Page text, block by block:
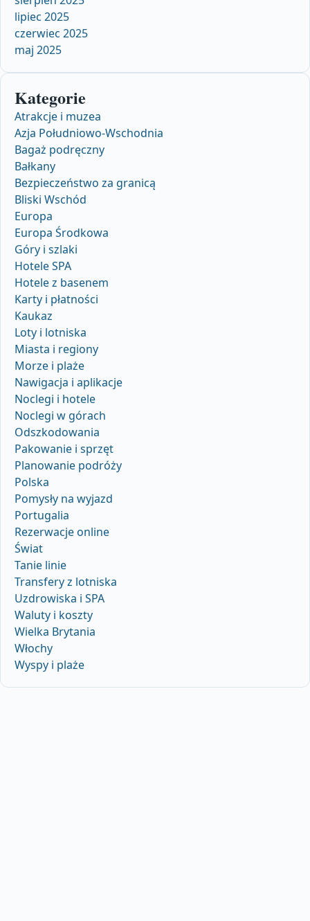
lipiec 2025
czerwiec 2025
maj 2025
Kategorie
Atrakcje i muzea
Azja Południowo-Wschodnia
Bagaż podręczny
Bałkany
Bezpieczeństwo za granicą
Bliski Wschód
Europa
Europa Środkowa
Góry i szlaki
Hotele SPA
Hotele z basenem
Karty i płatności
Kaukaz
Loty i lotniska
Miasta i regiony
Morze i plaże
Nawigacja i aplikacje
Noclegi i hotele
Noclegi w górach
Odszkodowania
Pakowanie i sprzęt
Planowanie podróży
Polska
Pomysły na wyjazd
Portugalia
Rezerwacje online
Świat
Tanie linie
Transfery z lotniska
Uzdrowiska i SPA
Waluty i koszty
Wielka Brytania
Włochy
Wyspy i plaże